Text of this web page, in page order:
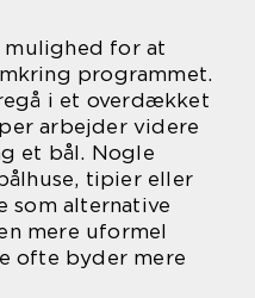
mulighed for at
programmet.
i et overdækket
arbejder videre
et bål. Nogle
tipier eller
som alternative
mere uformel
ofte byder mere